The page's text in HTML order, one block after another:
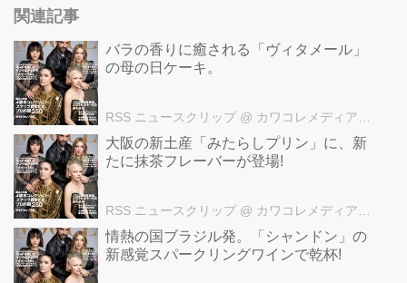
関連記事
バラの香りに癒される「ヴィタメール」
の母の日ケーキ。
RSS ニュースクリップ @ カワコレメディア編集部
大阪の新土産「みたらしプリン」に、新
たに抹茶フレーバーが登場!
RSS ニュースクリップ @ カワコレメディア編集部
情熱の国ブラジル発。「シャンドン」の
新感覚スパークリングワインで乾杯!